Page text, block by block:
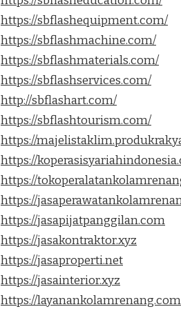
https://sbflashequipment.com/
https://sbflashmachine.com/
https://sbflashmaterials.com/
https://sbflashservices.com/
http://sbflashart.com/
https://sbflashtourism.com/
https://
https://
https://
https://
https://jasapijatpanggilan.com
https://jasakontraktor.xyz
https://jasaproperti.net
https://jasainterior.xyz
https://layanankolamrenang.com